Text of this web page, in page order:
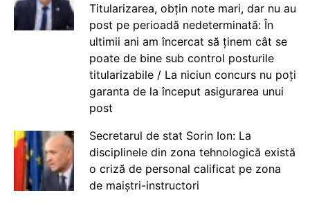
Titularizarea, obțin note mari, dar nu au
post pe perioadă nedeterminată: În
ultimii ani am încercat să ținem cât se
poate de bine sub control posturile
titularizabile / La niciun concurs nu poți
garanta de la început asigurarea unui
post
Secretarul de stat Sorin Ion: La
disciplinele din zona tehnologică există
o criză de personal calificat pe zona
de maiștri-instructori